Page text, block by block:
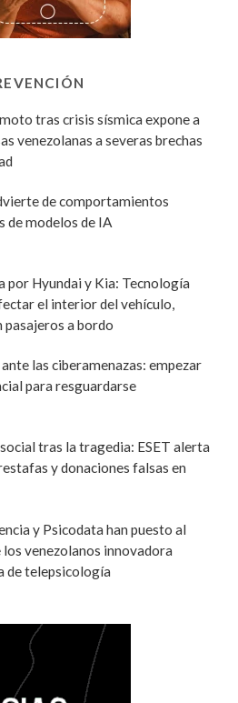
tras crisis sísmica expone a
venezolanas a severas brechas
de comportamientos
de modelos de IA
por Hyundai y Kia: Tecnología
el interior del vehículo,
pasajeros a bordo
las ciberamenazas: empezar
para resguardarse
tras la tragedia: ESET alerta
y donaciones falsas en
y Psicodata han puesto al
venezolanos innovadora
de telepsicología